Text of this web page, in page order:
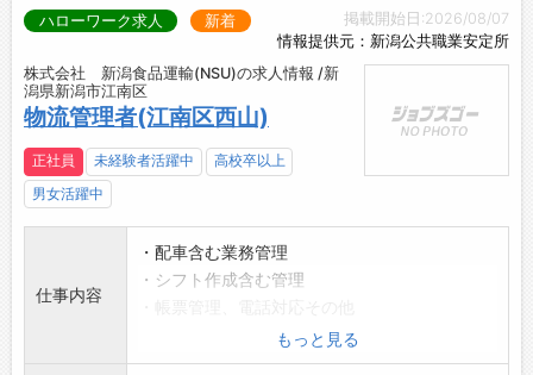
掲載開始日:2026/08/07
情報提供元：新潟公共職業安定所
ハローワーク求人 新着
株式会社 新潟食品運輸(NSU)の求人情報 /新
潟県新潟市江南区
物流管理者(江南区西山)
正社員 未経験者活躍中
高校卒以上
男女活躍中
仕事内容
・配車含む業務管理
・シフト作成含む管理
*会社概要については、当社ホームページをご覧
ください。
もっと見る